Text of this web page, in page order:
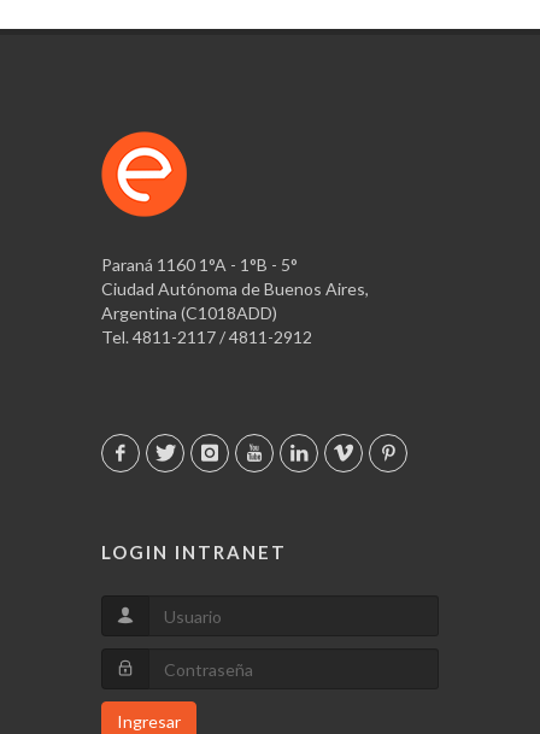
Paraná 1160 1°A - 1°B - 5°
Ciudad Autónoma de Buenos Aires,
Argentina (C1018ADD)
Tel. 4811-2117 / 4811-2912
LOGIN INTRANET
Ingresar